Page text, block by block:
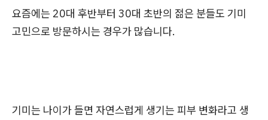
요즘에는 20대 후반부터 30대 초반의 젊은 분들도 기미
고민으로 방문하시는 경우가 많습니다.
기미는 나이가 들면 자연스럽게 생기는 피부 변화라고 생